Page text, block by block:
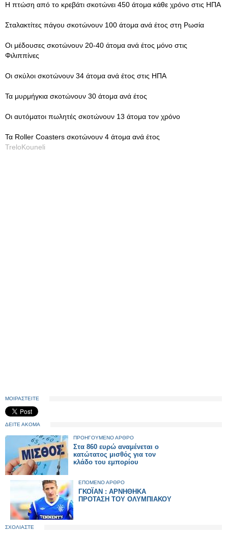
Η πτώση από το κρεβάτι σκοτώνει 450 άτομα κάθε χρόνο στις ΗΠΑ
Σταλακτίτες πάγου σκοτώνουν 100 άτομα ανά έτος στη Ρωσία
Οι μέδουσες σκοτώνουν 20-40 άτομα ανά έτος μόνο στις
Φιλιππίνες
Οι σκύλοι σκοτώνουν 34 άτομα ανά έτος στις ΗΠΑ
Τα μυρμήγκια σκοτώνουν 30 άτομα ανά έτος
Οι αυτόματοι πωλητές σκοτώνουν 13 άτομα τον χρόνο
Τα Roller Coasters σκοτώνουν 4 άτομα ανά έτος
TreloKouneli
ΜΟΙΡΑΣΤΕΙΤΕ
ΔΕΙΤΕ ΑΚΟΜΑ
ΠΡΟΗΓΟΥΜΕΝΟ ΑΡΘΡΟ
Στα 860 ευρώ αναμένεται ο
κατώτατος μισθός για τον
κλάδο του εμπορίου
ΕΠΟΜΕΝΟ ΑΡΘΡΟ
ΓΚΟΪΑΝ : ΑΡΝΗΘΗΚΑ
ΠΡΟΤΑΣΗ ΤΟΥ ΟΛΥΜΠΙΑΚΟΥ
ΣΧΟΛΙΑΣΤΕ